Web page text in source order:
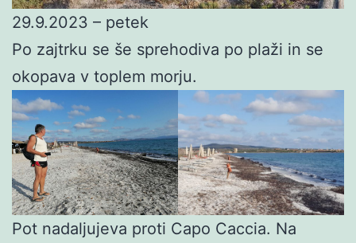
29.9.2023 – petek
Po zajtrku se še sprehodiva po plaži in se
okopava v toplem morju.
Pot nadaljujeva proti Capo Caccia. Na